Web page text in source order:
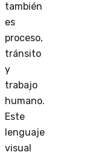
también
es
proceso,
tránsito
y
trabajo
humano.
Este
lenguaje
visual